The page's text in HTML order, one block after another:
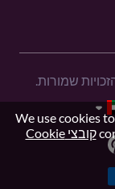
We use cookies
קובצי Cookie